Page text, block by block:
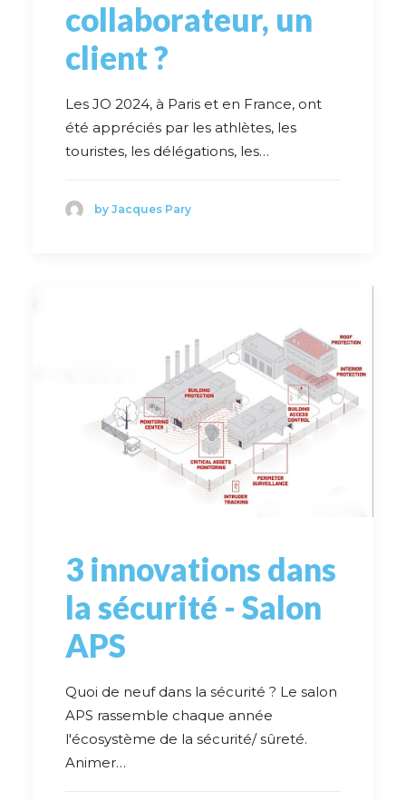
collaborateur, un
client ?
Les JO 2024, à Paris et en France, ont
été appréciés par les athlètes, les
touristes, les délégations, les…
by Jacques Pary
3 innovations dans
la sécurité - Salon
APS
Quoi de neuf dans la sécurité ? Le salon
APS rassemble chaque année
l'écosystème de la sécurité/ sûreté.
Animer…